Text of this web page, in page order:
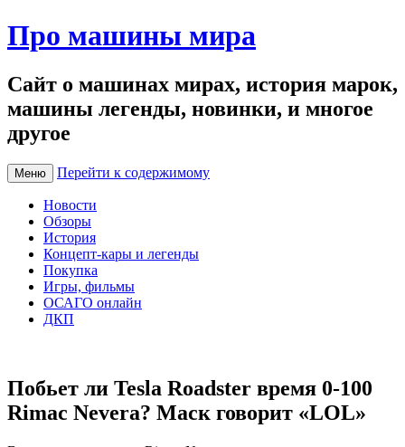
Про машины мира
Сайт о машинах мирах, история марок,
машины легенды, новинки, и многое
другое
Меню Перейти к содержимому
Новости
Обзоры
История
Концепт-кары и легенды
Покупка
Игры, фильмы
ОСАГО онлайн
ДКП
Побьет ли Tesla Roadster время 0-100
Rimac Nevera? Маск говорит «LOL»